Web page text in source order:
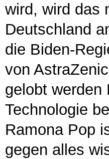
wird, wird das
Deutschland
die Biden-
von
gelobt werden
Technologie
Ramona Pop
gegen alles